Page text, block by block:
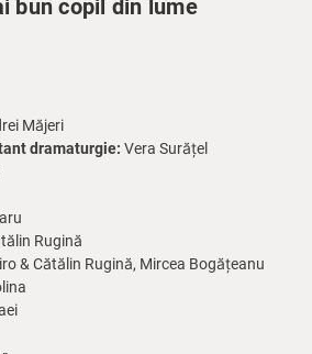
bun copil din lume
Măjeri
dramaturgie: Vera Surățel
Rugină
& Cătălin Rugină, Mircea Bogățeanu